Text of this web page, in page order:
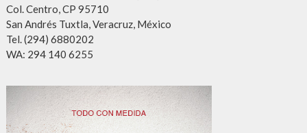
Col. Centro, CP 95710
San Andrés Tuxtla, Veracruz, México
Tel. (294) 6880202
WA: 294 140 6255